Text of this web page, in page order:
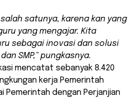
satunya, karena kan yang
yang mengajar. Kita
sebagai inovasi dan solusi
SMP,” pungkasnya.
mencatat sebanyak 8.420
kerja Pemerintah
Pemerintah dengan Perjanjian